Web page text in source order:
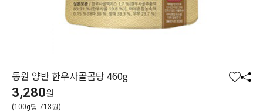
동원 양반 한우사골곰탕 460g
찜 공
3,280원
(100g당 713원)